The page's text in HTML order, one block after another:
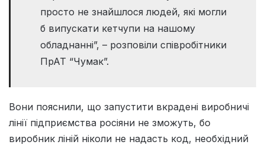
просто не знайшлося людей, які могли
б випускати кетчупи на нашому
обладнанні”, – розповіли співробітники
ПрАТ “Чумак”.
Вони пояснили, що запустити вкрадені виробничі
лінії підприємства росіяни не зможуть, бо
виробник ліній ніколи не надасть код, необхідний